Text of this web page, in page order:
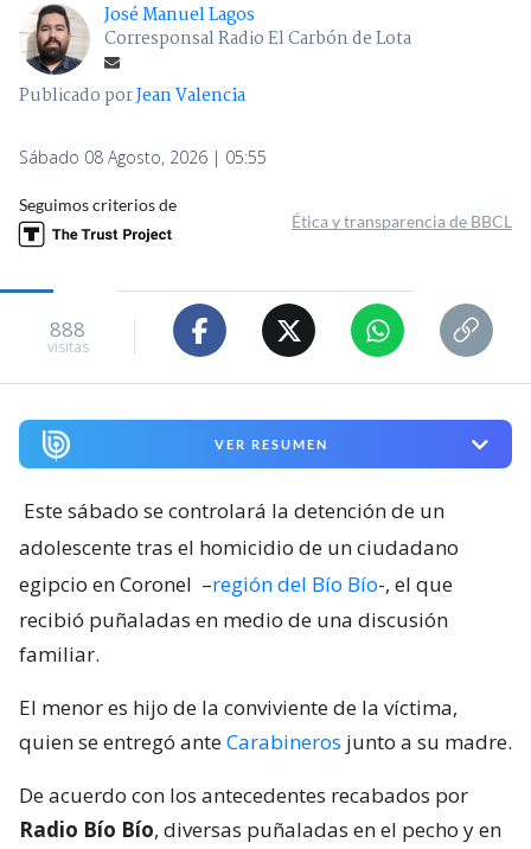
José Manuel Lagos
Corresponsal Radio El Carbón de Lota
Publicado porJean Valencia
Sábado 08 Agosto, 2026 | 05:55
Seguimos criterios de
Ética y transparencia de BBCL
888
visitas
VER RESUMEN
Este sábado se controlará la detención de un
adolescente tras el homicidio de un ciudadano
egipcio en Coronel –región del Bío Bío-, el que
recibió puñaladas en medio de una discusión
familiar.
El menor es hijo de la conviviente de la víctima,
quien se entregó anteCarabineros junto a su madre.
De acuerdo con los antecedentes recabados por
Radio Bío Bío, diversas puñaladas en el pecho y en